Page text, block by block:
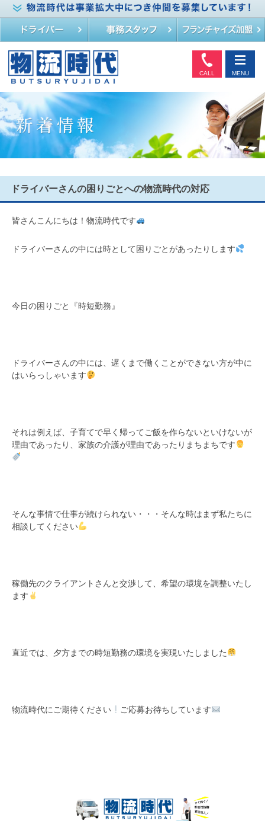
CALL MENU
ドライバーさんの困りごとへの物流時代の対応
皆さんこんにちは！物流時代です
ドライバーさんの中には時として困りごとがあったりします
今日の困りごと『時短勤務』
ドライバーさんの中には、遅くまで働くことができない方が中に
はいらっしゃいます
それは例えば、子育てで早く帰ってご飯を作らないといけないが
理由であったり、家族の介護が理由であったりまちまちです
そんな事情で仕事が続けられない・・・そんな時はまず私たちに
相談してください
稼働先のクライアントさんと交渉して、希望の環境を調整いたし
ます
直近では、夕方までの時短勤務の環境を実現いたしました
物流時代にご期待ください ご応募お待ちしています